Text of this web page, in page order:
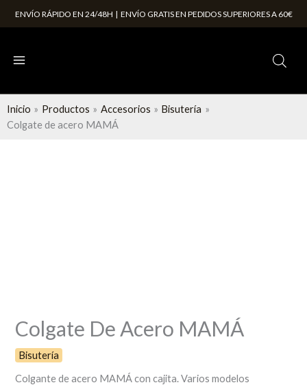
ENVÍO RÁPIDO EN 24/48H | ENVÍO GRATIS EN PEDIDOS SUPERIORES A 60€
Inicio Productos Accesorios
Bisutería
Colgate de acero MAMÁ
Colgate De Acero MAMÁ
Bisutería
Colgante de acero MAMÁ con cajita. Varios modelos